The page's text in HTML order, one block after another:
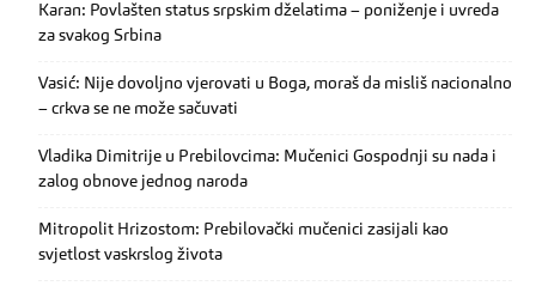
Karan: Povlašten status srpskim dželatima – poniženje i uvreda
za svakog Srbina
Vasić: Nije dovoljno vjerovati u Boga, moraš da misliš nacionalno
– crkva se ne može sačuvati
Vladika Dimitrije u Prebilovcima: Mučenici Gospodnji su nada i
zalog obnove jednog naroda
Mitropolit Hrizostom: Prebilovački mučenici zasijali kao
svjetlost vaskrslog života